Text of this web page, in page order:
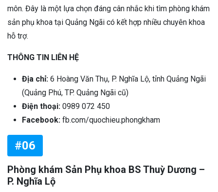
môn. Đây là một lựa chọn đáng cân nhắc khi tìm phòng khám
sản phụ khoa tại Quảng Ngãi có kết hợp nhiều chuyên khoa
hỗ trợ.
THÔNG TIN LIÊN HỆ
Địa chỉ: 6 Hoàng Văn Thụ, P. Nghĩa Lộ, tỉnh Quảng Ngãi
(Quảng Phú, TP. Quảng Ngãi cũ)
Điện thoại: 0989 072 450
Facebook: fb.com/quochieu.phongkham
#06
Phòng khám Sản Phụ khoa BS Thuỳ Dương –
P. Nghĩa Lộ